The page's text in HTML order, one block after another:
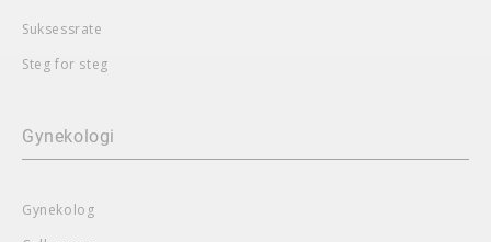
Suksessrate
Steg for steg
Gynekologi
Gynekolog